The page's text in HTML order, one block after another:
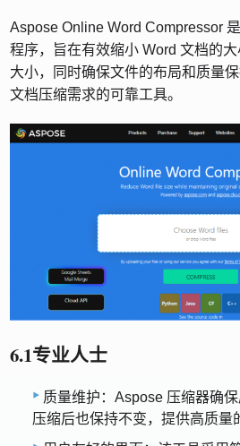
Aspose Online Word Compressor
程序，旨在有效缩小 Word 文档的
大小，同时确保文件的布局和质量
文档压缩需求的可靠工具。
6.1专业人士
质量维护：Aspose 压缩器确
压缩后也保持不变，提供高质量